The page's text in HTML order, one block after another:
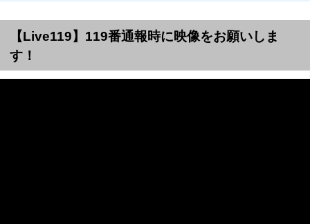
【Live119】119番通報時に映像をお願いしま
す！